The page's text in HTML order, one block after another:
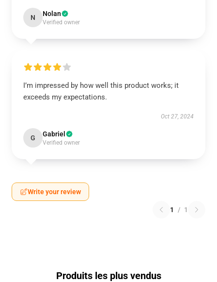
N Nolan
Verified owner
I’m impressed by how well this product works; it
exceeds my expectations.
Oct 27, 2024
G Gabriel
Verified owner
Write your review
1 / 1
Produits les plus vendus